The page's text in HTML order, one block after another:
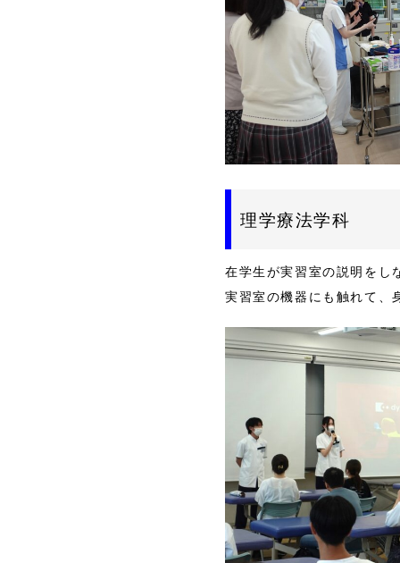
理学療法学科
在学生が実習室の説明を
実習室の機器にも触れて、